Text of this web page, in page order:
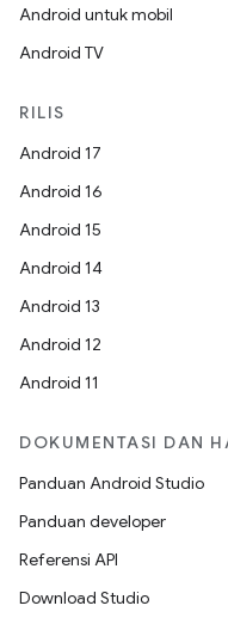
Android untuk mobil
Android TV
RILIS
Android 17
Android 16
Android 15
Android 14
Android 13
Android 12
Android 11
DOKUMENTASI DAN
Panduan Android Studio
Panduan developer
Referensi API
Download Studio